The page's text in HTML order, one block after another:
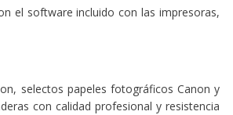
el software incluido con las impresoras,
selectos papeles fotográficos Canon y
con calidad profesional y resistencia